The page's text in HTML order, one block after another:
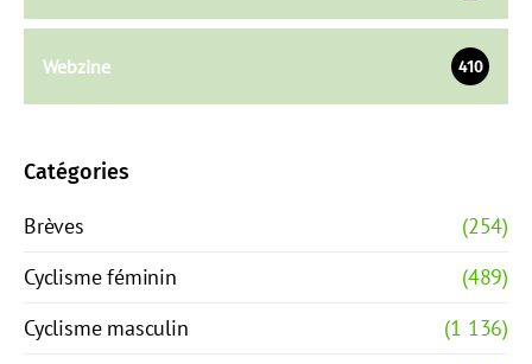
Webzine 410
Catégories
Brèves
(254)
Cyclisme féminin
(489)
Cyclisme masculin
(1 136)